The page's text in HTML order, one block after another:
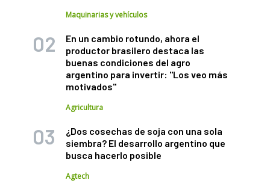
Maquinarias y vehículos
En un cambio rotundo, ahora el
productor brasilero destaca las
buenas condiciones del agro
argentino para invertir: "Los veo más
motivados"
Agricultura
¿Dos cosechas de soja con una sola
siembra? El desarrollo argentino que
busca hacerlo posible
Agtech